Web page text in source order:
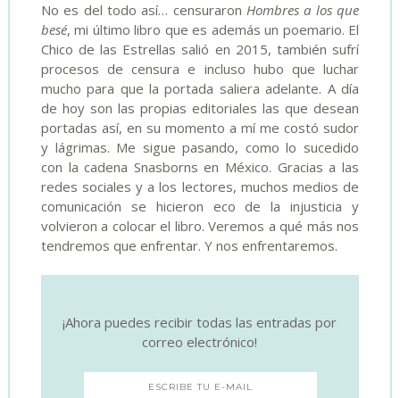
No es del todo así… censuraronHombres a los que
besé, mi último libro que es además un poemario. El
Chico de las Estrellas salió en 2015, también sufrí
procesos de censura e incluso hubo que luchar
mucho para que la portada saliera adelante. A día
de hoy son las propias editoriales las que desean
portadas así, en su momento a mí me costó sudor
y lágrimas. Me sigue pasando, como lo sucedido
con la cadena Snasborns en México. Gracias a las
redes sociales y a los lectores, muchos medios de
comunicación se hicieron eco de la injusticia y
volvieron a colocar el libro. Veremos a qué más nos
tendremos que enfrentar. Y nos enfrentaremos.
¡Ahora puedes recibir todas las entradas por
correo electrónico!